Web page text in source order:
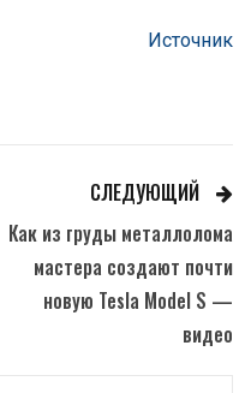
Источник
СЛЕДУЮЩИЙ
Как из груды металлолома
мастера создают почти
новую Tesla Model S —
видео